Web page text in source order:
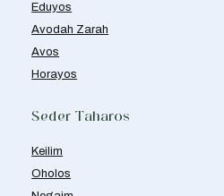
Eduyos
Avodah Zarah
Avos
Horayos
Seder Taharos
Keilim
Oholos